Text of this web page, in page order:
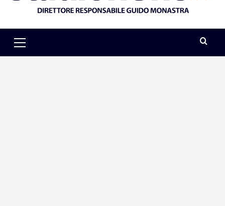
Menu